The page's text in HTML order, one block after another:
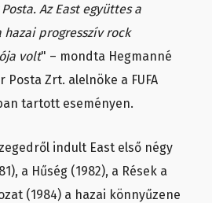
Az East együttes a
progresszív rock
volt" – mondta Hegmanné
Posta Zrt. alelnöke a FUFA
tartott eseményen.
indult East első négy
a Hűség (1982), a Rések a
(1984) a hazai könnyűzene